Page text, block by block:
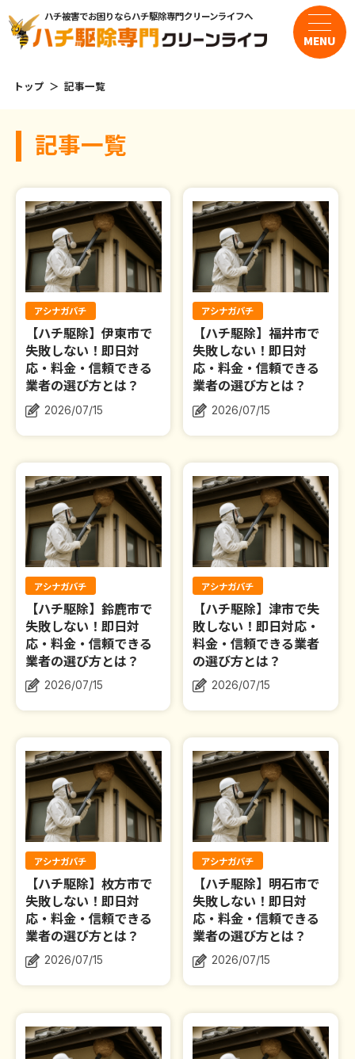
ハチ被害でお困りならハチ駆除専門クリーンライフへ
サービス・料金
・スズメバチの駆除
・アシナガバチの駆除
・ミツバチの駆除
よくある質問
お客様の声
作業事例
対応エリア
お問合せ
MENU
トップ 記事一覧
記事一覧
アシナガバチ
【ハチ駆除】伊東市で
失敗しない！即日対
応・料金・信頼できる
業者の選び方とは？
2026/07/15
アシナガバチ
【ハチ駆除】福井市で
失敗しない！即日対
応・料金・信頼できる
業者の選び方とは？
2026/07/15
アシナガバチ
【ハチ駆除】鈴鹿市で
失敗しない！即日対
応・料金・信頼できる
業者の選び方とは？
2026/07/15
アシナガバチ
【ハチ駆除】津市で失
敗しない！即日対応・
料金・信頼できる業者
の選び方とは？
2026/07/15
アシナガバチ
【ハチ駆除】枚方市で
失敗しない！即日対
応・料金・信頼できる
業者の選び方とは？
2026/07/15
アシナガバチ
【ハチ駆除】明石市で
失敗しない！即日対
応・料金・信頼できる
業者の選び方とは？
2026/07/15